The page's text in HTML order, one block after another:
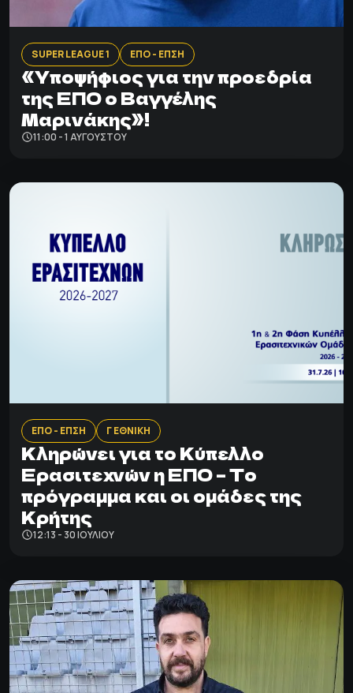
SUPER LEAGUE 1 ΕΠΟ - ΕΠΣΗ
«Υποψήφιος για την προεδρία
της ΕΠΟ ο Βαγγέλης
Μαρινάκης»!
11:00 - 1 ΑΥΓΟΎΣΤΟΥ
ΕΠΟ - ΕΠΣΗ Γ ΕΘΝΙΚΗ
Κληρώνει για το Κύπελλο
Ερασιτεχνών η ΕΠΟ – Το
πρόγραμμα και οι ομάδες της
Κρήτης
12:13 - 30 ΙΟΥΛΊΟΥ